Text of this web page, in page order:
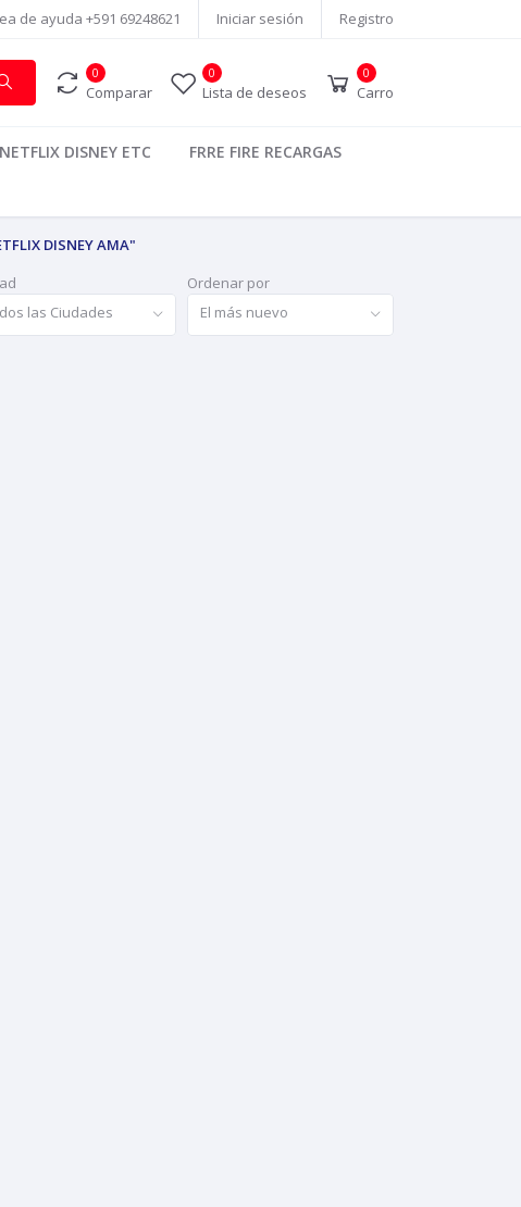
de ayuda +591 69248621 Iniciar sesión Registro
0
Comparar
0
Lista de deseos
0
Carro
DISNEY ETC
FRRE FIRE RECARGAS
DISNEY AMA"
las Ciudades
Ordenar por
El más nuevo